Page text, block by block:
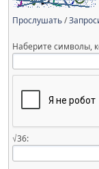
Прослушать/
Наберите символы,
√36: